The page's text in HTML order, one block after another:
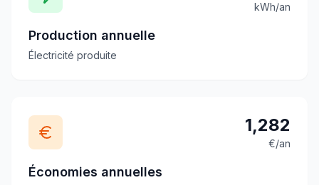
kWh/an
Production annuelle
Électricité produite
1,282
€/an
Économies annuelles